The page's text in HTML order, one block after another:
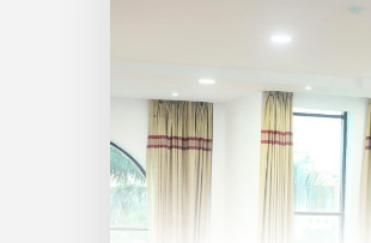
PHÒNG
Số lượng: 8
Không gian riêng tư phù hợp